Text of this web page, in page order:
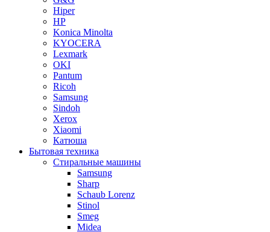
Hiper
HP
Konica Minolta
KYOCERA
Lexmark
OKI
Pantum
Ricoh
Samsung
Sindoh
Xerox
Xiaomi
Катюша
Бытовая техника
Стиральные машины
Samsung
Sharp
Schaub Lorenz
Stinol
Smeg
Midea